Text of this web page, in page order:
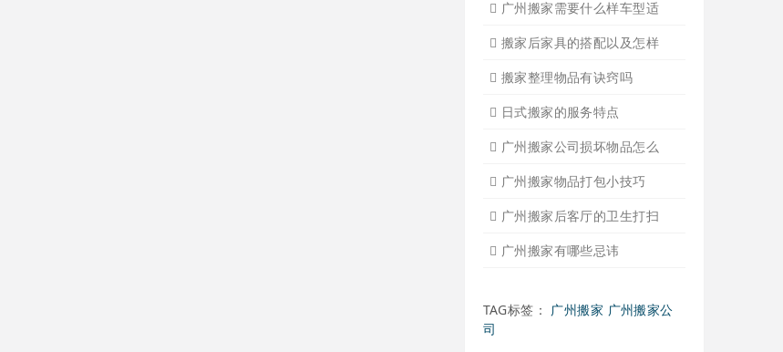
广州搬家怎样选择吉日
怎样选择广州搬家公司靠谱
有关搬家前后的基本常识
搬家过程中出现物品损坏该
搬家当天注意事项有哪些
搬家时搬运图书注意事项细
广州个人搬家注意事项有哪
下雨天搬家注意事项有哪些
搬家后家具的搭配以及怎样